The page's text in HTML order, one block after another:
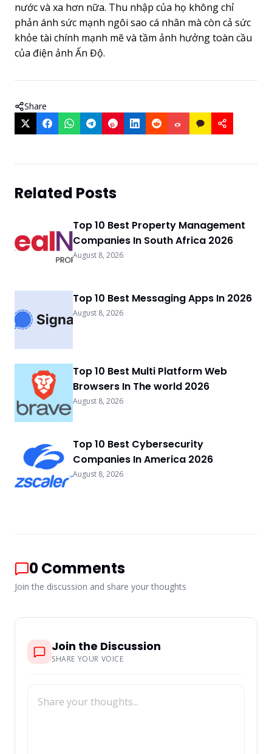
nước và xa hơn nữa. Thu nhập của họ không chỉ
phản ánh sức mạnh ngôi sao cá nhân mà còn cả sức
khỏe tài chính mạnh mẽ và tầm ảnh hưởng toàn cầu
của điện ảnh Ấn Độ.
Share
Related Posts
Top 10 Best Property Management
Companies In South Africa 2026
August 8, 2026
Top 10 Best Messaging Apps In 2026
August 8, 2026
Top 10 Best Multi Platform Web
Browsers In The world 2026
August 8, 2026
Top 10 Best Cybersecurity
Companies In America 2026
August 8, 2026
0Comments
Join the discussion and share your thoughts
Join the Discussion
SHARE YOUR VOICE